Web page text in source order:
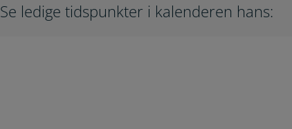
Se ledige tidspunkter i kalenderen hans: